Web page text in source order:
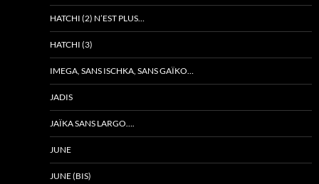
HATCHI (2) N’EST PLUS…
HATCHI (3)
IMEGA, SANS ISCHKA, SANS GAÏKO…
JADIS
JAÏKA SANS LARGO….
JUNE
JUNE (BIS)